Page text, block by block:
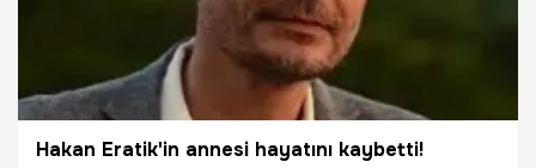
Hakan Eratik'in annesi hayatını kaybetti!